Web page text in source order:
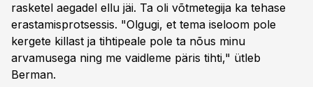
rasketel aegadel ellu jäi. Ta oli võtmetegija ka tehase
erastamisprotsessis. "Olgugi, et tema iseloom pole
kergete killast ja tihtipeale pole ta nõus minu
arvamusega ning me vaidleme päris tihti," ütleb
Berman.